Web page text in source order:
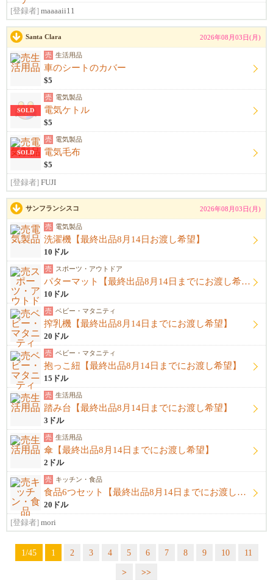
[登録者] maaaaii11
Santa Clara 2026年08月03日(月)
売 生活用品
車のシートのカバー
$5
SOLD
売 電気製品
電気ケトル
$5
SOLD
売 電気製品
電気毛布
$5
[登録者] FUJI
サンフランシスコ 2026年08月03日(月)
売 電気製品
洗濯機【最終出品8月14日お渡し希望】
10ドル
売 スポーツ・アウトドア
パターマット【最終出品8月14日までにお渡し希望】
10ドル
売 ベビー・マタニティ
搾乳機【最終出品8月14日までにお渡し希望】
20ドル
売 ベビー・マタニティ
抱っこ紐【最終出品8月14日までにお渡し希望】
15ドル
売 生活用品
踏み台【最終出品8月14日までにお渡し希望】
3ドル
売 生活用品
傘【最終出品8月14日までにお渡し希望】
2ドル
売 キッチン・食品
食品6つセット【最終出品8月14日までにお渡し希望】
20ドル
[登録者] mori
1/45 1 2 3 4 5 6 7 8 9 10
11
>
>>